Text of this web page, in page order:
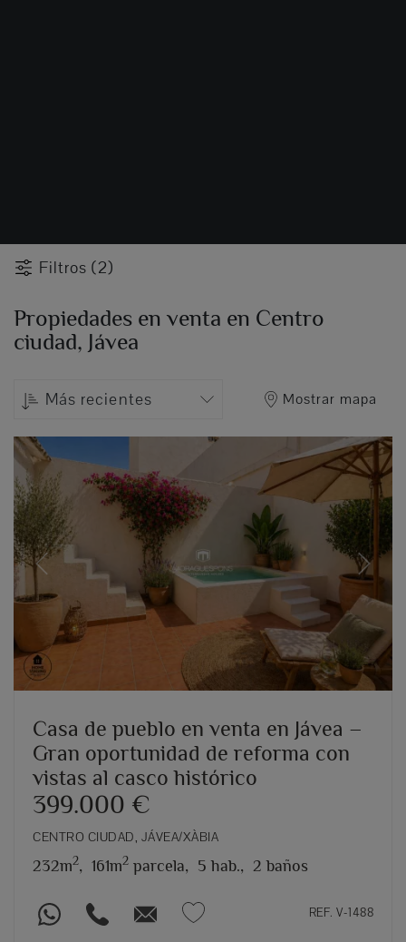
Filtros (2)
Propiedades en venta en Centro
ciudad, Jávea
Más recientes Mostrar mapa
Previous Next
Casa de pueblo en venta en Jávea –
Gran oportunidad de reforma con
vistas al casco histórico
399.000 €
CENTRO CIUDAD, JÁVEA/XÀBIA
232m2, 161m2 parcela, 5 hab., 2 baños
REF. V-1488